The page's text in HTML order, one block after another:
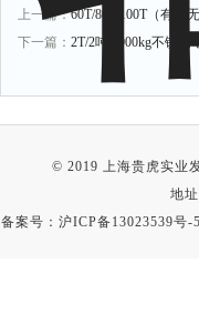
上一篇：60T/80T/100T（有线
下一篇： 2T/2吨/2000kg不锈钢
© 2019 上海贵虎实业
地
备案号：沪ICP备13023539号-